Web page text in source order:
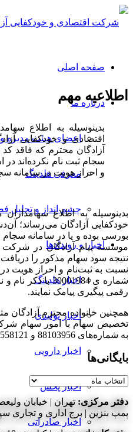
صفحه اصلی
درباره ما
اعضای هیئت مدیره
معرفی هلدینگ
چشم انداز و تحلیل
اخبار و رویدادها
اخبار هلدینگ
اخبار تولیدی
اخبار دارویی
اخبار پخش
اخبار صادراتی
اطلاعیه مهم
بدینوسیله به اطلاع
اقتصادی و خودکفایی
آزادگان محترم که فاقد
سجام ثبت نام نکرده‌اند
و احراز هویت در سامانه
بدینوسیله به اطلاع
خودکفایی آزادگان می‌رساند؛
بورسی بوده و یا در سامانه سجام
موسسه پیام آزادگان در شرکت
نسبت به ثبت‌نام و احراز هویت در
رقمی پیگیری پیامک نمایند.
همچنین خانواده محترم آزادگان
تخصیص سهام با امور سهام
به شماره‌های 88103956 و 88558121-021 تماس حاصل فرمایند.
بایگانی‌ها
بایگانی‌ها
دفتر مرکزی: تهران | خیابان
پمپ بنزین | برج اداری و تجاری